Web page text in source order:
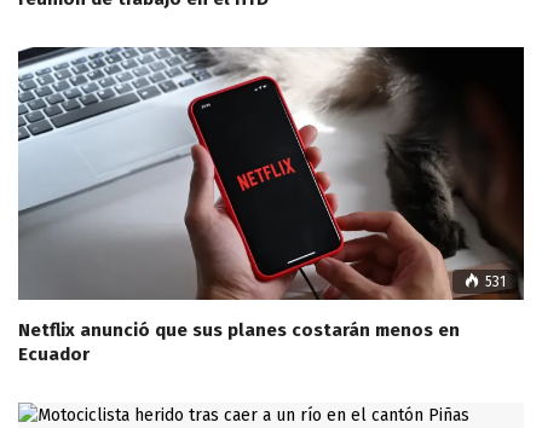
531
Netflix anunció que sus planes costarán menos en
Ecuador